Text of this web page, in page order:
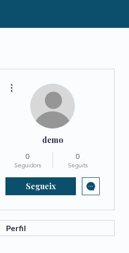
demo
0
Seguidors
0
Seguits
Segueix
Perfil